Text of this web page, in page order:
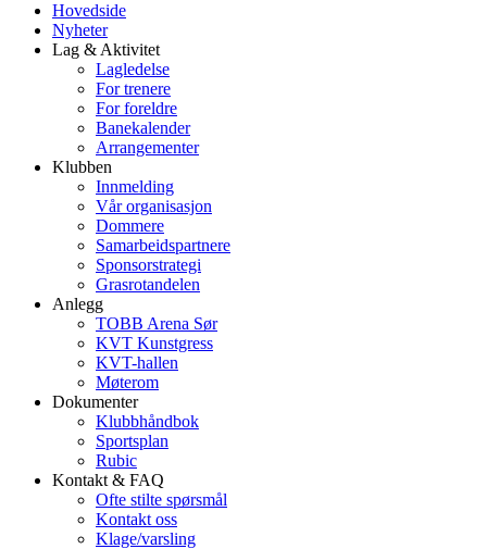
Hovedside
Nyheter
Lag & Aktivitet
Lagledelse
For trenere
For foreldre
Banekalender
Arrangementer
Klubben
Innmelding
Vår organisasjon
Dommere
Samarbeidspartnere
Sponsorstrategi
Grasrotandelen
Anlegg
TOBB Arena Sør
KVT Kunstgress
KVT-hallen
Møterom
Dokumenter
Klubbhåndbok
Sportsplan
Rubic
Kontakt & FAQ
Ofte stilte spørsmål
Kontakt oss
Klage/varsling